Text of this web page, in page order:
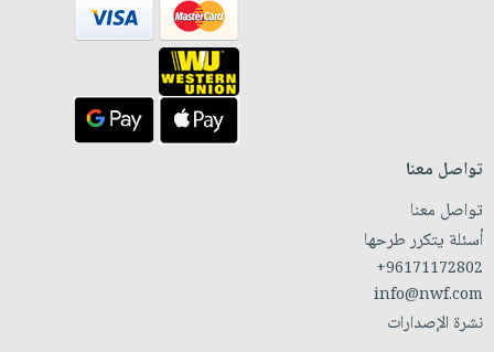
تواصل معنا
تواصل معنا
أسئلة يتكرر طرحها
+96171172802
info@nwf.com
نشرة الإصدارات